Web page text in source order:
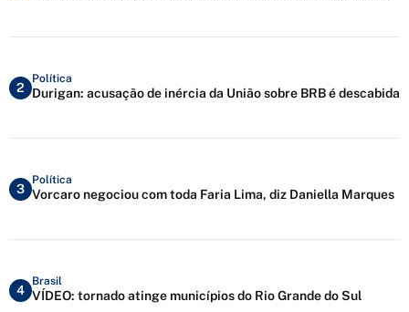
2
Política
Durigan: acusação de inércia da União sobre BRB é descabida
3
Política
Vorcaro negociou com toda Faria Lima, diz Daniella Marques
4
Brasil
VÍDEO: tornado atinge municípios do Rio Grande do Sul